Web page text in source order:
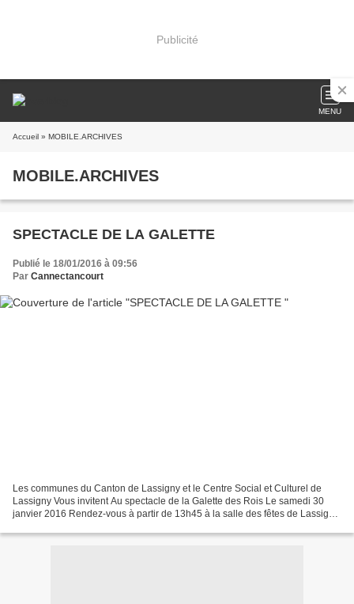
Publicité
MENU
Accueil » MOBILE.ARCHIVES
MOBILE.ARCHIVES
SPECTACLE DE LA GALETTE
Publié le 18/01/2016 à 09:56
Par Cannectancourt
Les communes du Canton de Lassigny et le Centre Social et Culturel de
Lassigny Vous invitent Au spectacle de la Galette des Rois Le samedi 30
janvier 2016 Rendez-vous à partir de 13h45 à la salle des fêtes de Lassigny